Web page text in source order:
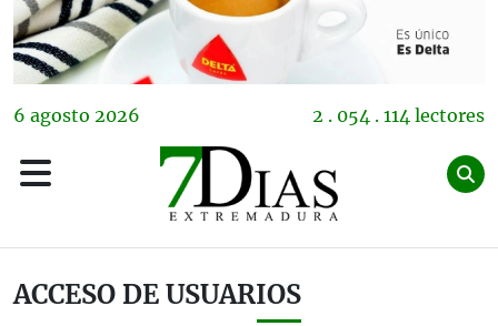
6 agosto 2026 2 . 054 . 114 lectores
ACCESO DE USUARIOS